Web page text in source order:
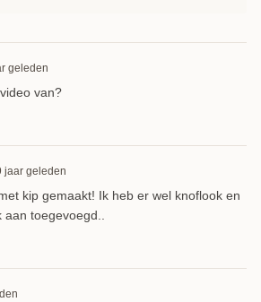
geleden
van?
jaar geleden
kip gemaakt! Ik heb er wel knoflook en
toegevoegd..